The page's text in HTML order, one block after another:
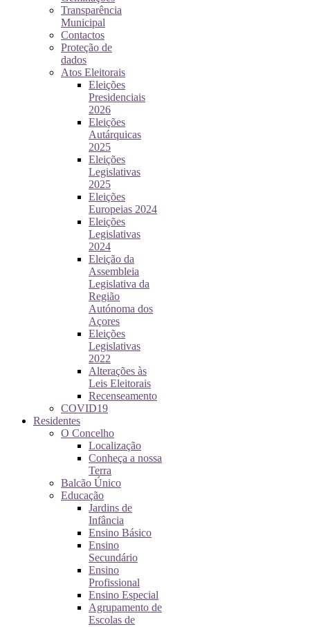
Transparência
Municipal
Contactos
Proteção de
dados
Atos Eleitorais
Eleições
Presidenciais
2026
Eleições
Autárquicas
2025
Eleições
Legislativas
2025
Eleições
Europeias 2024
Eleições
Legislativas
2024
Eleição da
Assembleia
Legislativa da
Região
Autónoma dos
Açores
Eleições
Legislativas
2022
Alterações às
Leis Eleitorais
Recenseamento
COVID19
Residentes
O Concelho
Localização
Conheça a nossa
Terra
Balcão Único
Educação
Jardins de
Infância
Ensino Básico
Ensino
Secundário
Ensino
Profissional
Ensino Especial
Agrupamento de
Escolas de